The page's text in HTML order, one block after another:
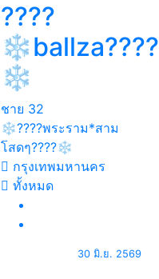
????
❄️ballza????
❄️
ชาย 32
❄️????พระราม*สาม
โสดๆ????❄️
กรุงเทพมหานคร
ทั้งหมด
30 มิ.ย. 2569